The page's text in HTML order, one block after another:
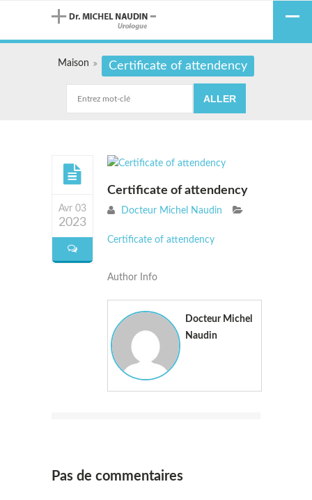
Maison Certificate of attendency
Avr 03
2023
Certificate of attendency
Docteur Michel Naudin
Certificate of attendency
Author Info
Docteur Michel
Naudin
Pas de commentaires